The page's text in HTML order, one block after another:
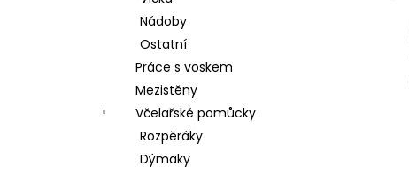
Nádoby
Ostatní
Práce s voskem
Mezistěny
Včelařské pomůcky
Rozpěráky
Dýmaky